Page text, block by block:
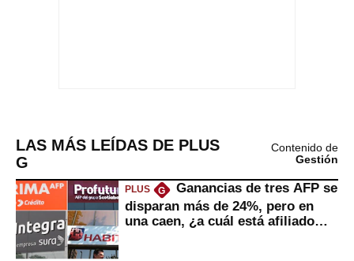
LAS MÁS LEÍDAS DE PLUS
G
Contenido de
Gestión
PLUS G
Ganancias de tres AFP se
disparan más de 24%, pero en
una caen, ¿a cuál está afiliado